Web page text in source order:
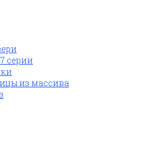
серии
из массива